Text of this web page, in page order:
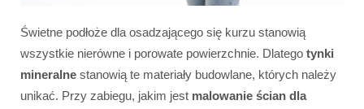
Świetne podłoże dla osadzającego się kurzu stanowią
wszystkie nierówne i porowate powierzchnie. Dlatego tynki
mineralne stanowią te materiały budowlane, których należy
unikać. Przy zabiegu, jakim jest malowanie ścian dla